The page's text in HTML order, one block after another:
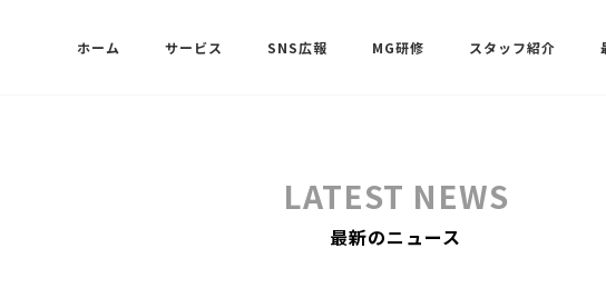
ホーム サービス SNS広報 MG研修 スタッフ紹介
LATEST NEWS
最新のニュース